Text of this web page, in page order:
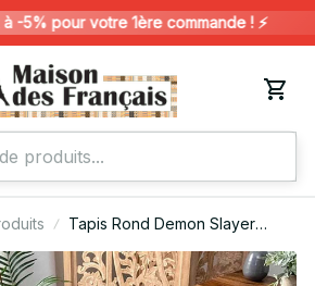
-5% pour votre 1ère commande ! ⚡️
Tapis Rond Demon Slayer
Kimetsu no Yaiba Tanjiro
Kamado 101